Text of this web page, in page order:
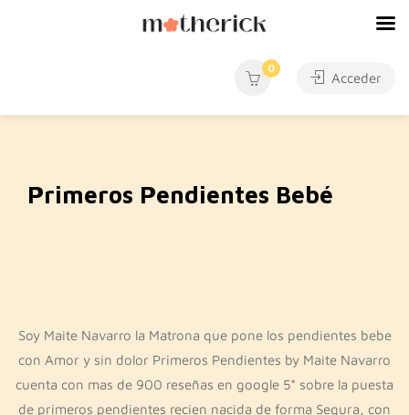
0
Acceder
Primeros Pendientes Bebé
Soy Maite Navarro la Matrona que pone los pendientes bebe
con Amor y sin dolor Primeros Pendientes by Maite Navarro
cuenta con mas de 900 reseñas en google 5* sobre la puesta
de primeros pendientes recien nacida de forma Segura, con